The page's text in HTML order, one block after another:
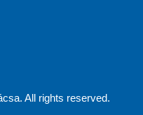
All rights reserved.